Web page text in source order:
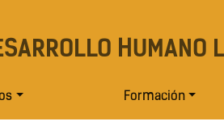
HUMANO
Formación